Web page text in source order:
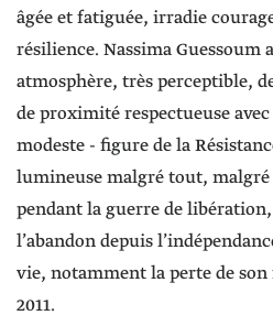
âgée et fatiguée, irradie
résilience. Nassima Guessoum
atmosphère, très perceptible,
de proximité respectueuse
modeste - figure de la
lumineuse malgré tout, malgré
pendant la guerre de
l’abandon depuis
vie, notamment la perte de
2011.